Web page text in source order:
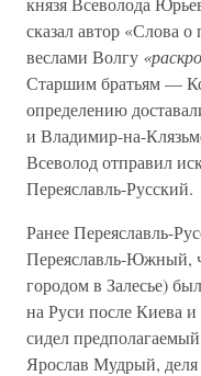
сказал автор «Слова
веслами Волгу
Старшим братьям —
определению
и Владимир-на-
Всеволод отправил
Переяславль-Русский.
Ранее Переяславль-
Переяславль-Южный,
городом в Залесье)
на Руси после Киева
сидел
Ярослав Мудрый,